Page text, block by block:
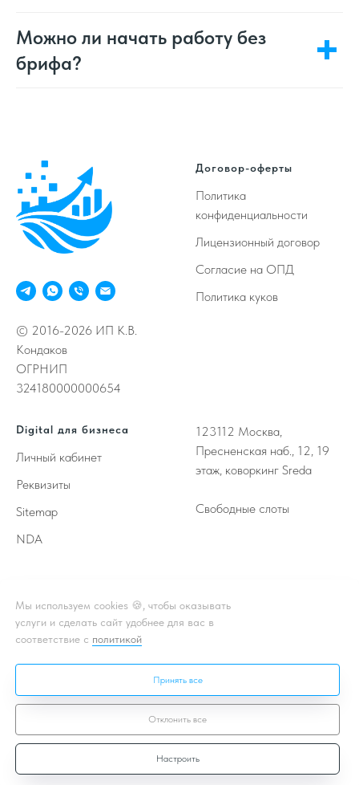
Можно ли начать работу без
брифа?
© 2016-2026 ИП К.В.
Кондаков
ОГРНИП
324180000000654
Договор-оферты
Политика
конфиденциальности
Лицензионный договор
Согласие на ОПД
Политика куков
Digital для бизнеса
Личный кабинет
Реквизиты
Sitemap
NDA
123112 Москва,
Пресненская наб., 12, 19
этаж, коворкинг Sreda
Свободные слоты
Принимаем к оплате
* - Подробная информация об акции, условиях, подробности в
чате или личном кабинете
Мы используем cookies 🍪, чтобы оказывать
услуги и сделать сайт удобнее для вас в
соответствие с политикой
Принять все
Отклонить все
Настроить